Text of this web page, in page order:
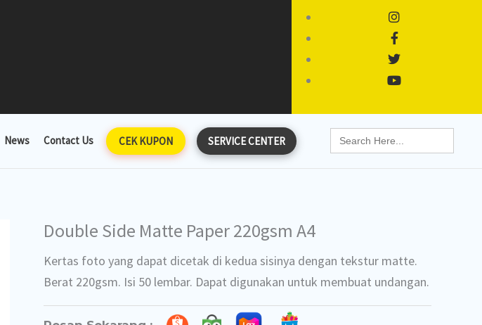
News Contact Us CEK KUPON SERVICE CENTER Search
for:
Double Side Matte Paper 220gsm A4
Kertas foto yang dapat dicetak di kedua sisinya dengan tekstur matte.
Berat 220gsm. Isi 50 lembar. Dapat digunakan untuk membuat undangan.